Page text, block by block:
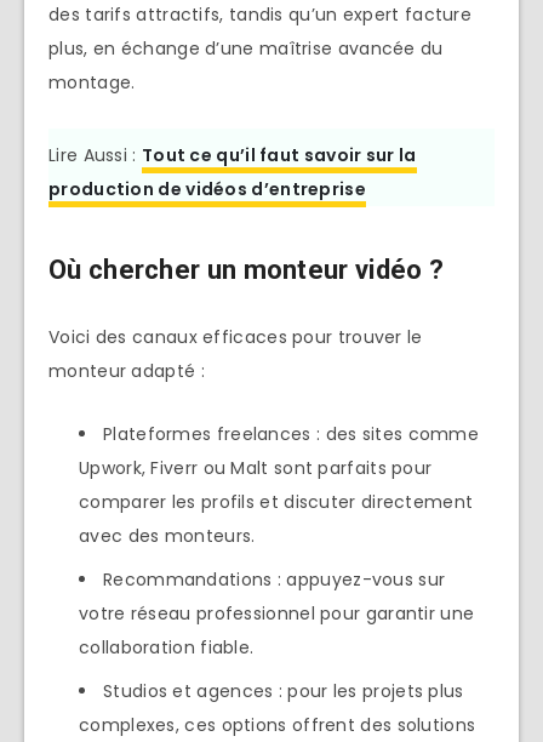
des tarifs attractifs, tandis qu’un expert facture
plus, en échange d’une maîtrise avancée du
montage.
Lire Aussi : Tout ce qu’il faut savoir sur la
production de vidéos d’entreprise
Où chercher un monteur vidéo ?
Voici des canaux efficaces pour trouver le
monteur adapté :
Plateformes freelances : des sites comme
Upwork, Fiverr ou Malt sont parfaits pour
comparer les profils et discuter directement
avec des monteurs.
Recommandations : appuyez-vous sur
votre réseau professionnel pour garantir une
collaboration fiable.
Studios et agences : pour les projets plus
complexes, ces options offrent des solutions